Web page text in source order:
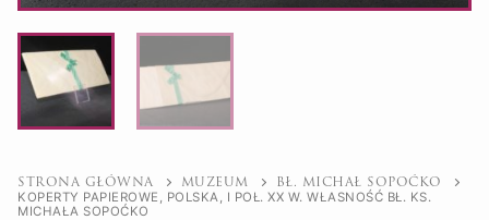
STRONA GŁÓWNA MUZEUM BŁ. MICHAŁ SOPOĆKO
KOPERTY PAPIEROWE, POLSKA, I POŁ. XX W. WŁASNOŚĆ BŁ. KS.
MICHAŁA SOPOĆKO